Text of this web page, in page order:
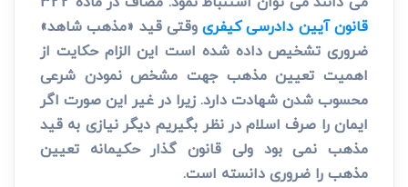
قانون آیین دادرسی کیفریوقتی قید «مذهب شاهد»
ضروری تشخیص داده شده است این الزام حکایت از
اهمیت تعیین مذهب جهت مشخص نمودن شرعی
محسوب شدن شهادت دارد. زیرا در غیر این صورت اگر
ایمان را صرف اسلام در نظر بگیریم دیگر نیازی به قید
مذهب نمی بود ولی قانون گذار حکیمانه تعیین
مذهب را ضروری دانسته است.